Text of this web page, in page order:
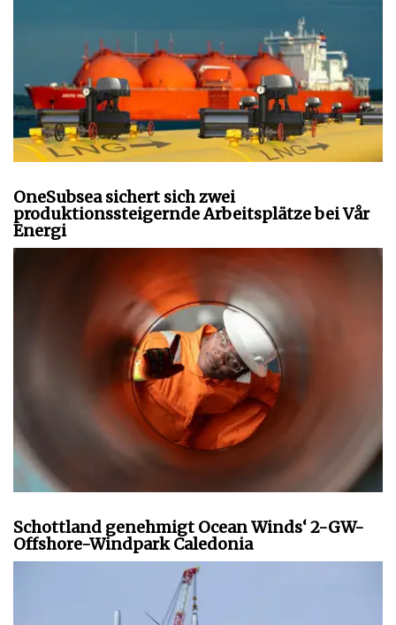
OneSubsea sichert sich zwei
produktionssteigernde Arbeitsplätze bei Vår
Energi
Schottland genehmigt Ocean Winds‘ 2-GW-
Offshore-Windpark Caledonia